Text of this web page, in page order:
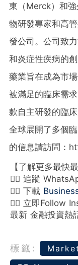
東（Merck）和
物研發專家和高
發公司。公司致
和炎症性疾病的
藥業旨在成為市
被滿足的臨床需
款自主研發的臨
全球展開了多個
的信息請訪問：
【了解更多最快
👉🏻 追蹤
👉🏻 下載
👉🏻 立即Follow
最新 金融投資熱
標籤: